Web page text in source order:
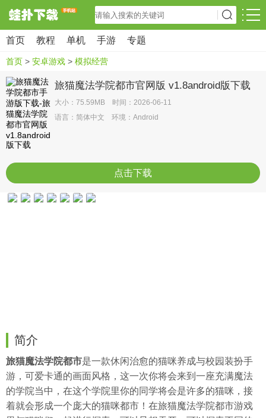
首页 教程 单机 手游 专题
首页 > 安卓游戏 > 模拟经营
旅猫魔法学院都市官网版 v1.8android版下载
大小：75.59MB 时间：2026-06-11
语言：简体中文 环境：Android
点击下载
简介
旅猫魔法学院都市是一款休闲治愈的猫咪养成与校园装扮手
游，可爱卡通的画面风格，这一次你将会来到一座充满魔法
的学院当中，在这个学院里你的同学将会是许多的猫咪，接
着就会形成一个庞大的猫咪都市！在旅猫魔法学院都市游戏